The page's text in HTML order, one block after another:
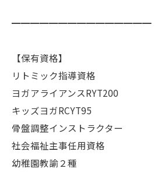
━━━━━━━━━━━━━━━
【保有資格】
リトミック指導資格
ヨガアライアンスRYT200
キッズヨガRCYT95
骨盤調整インストラクター
社会福祉主事任用資格
幼稚園教諭２種